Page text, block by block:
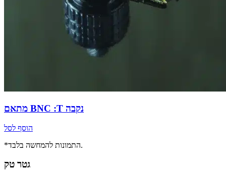
מתאם BNC :T נקבה
הוסף לסל
*התמונות להמחשה בלבד.
גטר טק